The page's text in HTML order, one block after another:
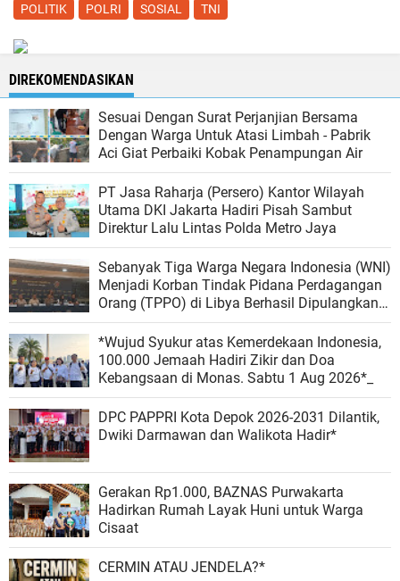
POLITIK
POLRI SOSIAL TNI
DIREKOMENDASIKAN
Sesuai Dengan Surat Perjanjian Bersama
Dengan Warga Untuk Atasi Limbah - Pabrik
Aci Giat Perbaiki Kobak Penampungan Air
PT Jasa Raharja (Persero) Kantor Wilayah
Utama DKI Jakarta Hadiri Pisah Sambut
Direktur Lalu Lintas Polda Metro Jaya
Sebanyak Tiga Warga Negara Indonesia (WNI)
Menjadi Korban Tindak Pidana Perdagangan
Orang (TPPO) di Libya Berhasil Dipulangkan
Ke - Indonesia. Mereka adalah NAR, SS, dan
NKR.
*Wujud Syukur atas Kemerdekaan Indonesia,
100.000 Jemaah Hadiri Zikir dan Doa
Kebangsaan di Monas. Sabtu 1 Aug 2026*_
DPC PAPPRI Kota Depok 2026-2031 Dilantik,
Dwiki Darmawan dan Walikota Hadir*
Gerakan Rp1.000, BAZNAS Purwakarta
Hadirkan Rumah Layak Huni untuk Warga
Cisaat
CERMIN ATAU JENDELA?*